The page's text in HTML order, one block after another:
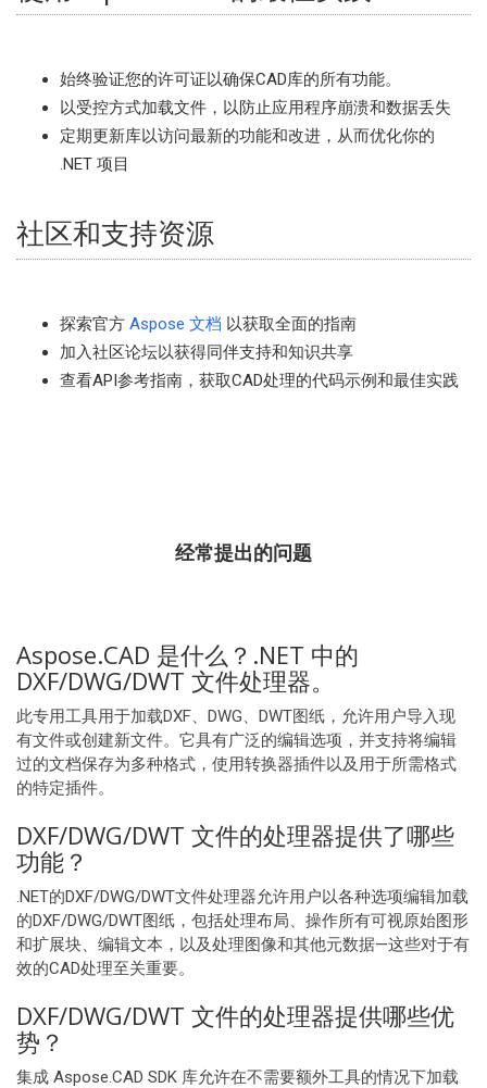
始终验证您的许可证以确保CAD库的所有功能。
以受控方式加载文件，以防止应用程序崩溃和数据丢失
定期更新库以访问最新的功能和改进，从而优化你的
.NET 项目
社区和支持资源
探索官方 Aspose 文档 以获取全面的指南
加入社区论坛以获得同伴支持和知识共享
查看API参考指南，获取CAD处理的代码示例和最佳实践
经常提出的问题
Aspose.CAD 是什么？.NET 中的
DXF/DWG/DWT 文件处理器。
此专用工具用于加载DXF、DWG、DWT图纸，允许用户导入现
有文件或创建新文件。它具有广泛的编辑选项，并支持将编辑
过的文档保存为多种格式，使用转换器插件以及用于所需格式
的特定插件。
DXF/DWG/DWT 文件的处理器提供了哪些
功能？
.NET的DXF/DWG/DWT文件处理器允许用户以各种选项编辑加载
的DXF/DWG/DWT图纸，包括处理布局、操作所有可视原始图形
和扩展块、编辑文本，以及处理图像和其他元数据—这些对于有
效的CAD处理至关重要。
DXF/DWG/DWT 文件的处理器提供哪些优
势？
集成 Aspose.CAD SDK 库允许在不需要额外工具的情况下加载